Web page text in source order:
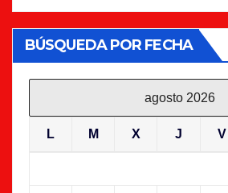
BÚSQUEDA POR FECHA
agosto 2026
L M X J V